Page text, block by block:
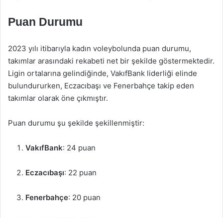
Puan Durumu
2023 yılı itibarıyla kadın voleybolunda puan durumu,
takımlar arasındaki rekabeti net bir şekilde göstermektedir.
Ligin ortalarına gelindiğinde, VakıfBank liderliği elinde
bulundururken, Eczacıbaşı ve Fenerbahçe takip eden
takımlar olarak öne çıkmıştır.
Puan durumu şu şekilde şekillenmiştir:
VakıfBank: 24 puan
Eczacıbaşı: 22 puan
Fenerbahçe: 20 puan